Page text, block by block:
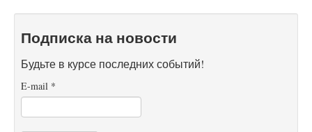
Подписка на новости
Будьте в курсе последних событий!
E-mail *